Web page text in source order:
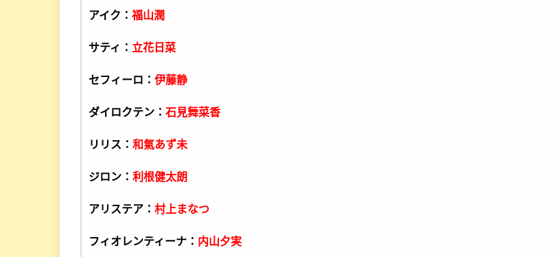
アイク： 福山潤
サティ： 立花日菜
セフィーロ： 伊藤静
ダイロクテン： 石見舞菜香
リリス： 和氣あず未
ジロン： 利根健太朗
アリステア： 村上まなつ
フィオレンティーナ： 内山夕実